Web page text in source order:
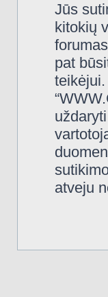
Jūs
kitokių
pat
atveju